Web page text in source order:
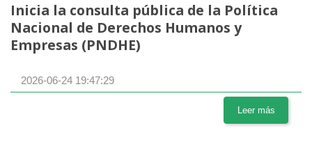
Inicia la consulta pública de la Política
Nacional de Derechos Humanos y
Empresas (PNDHE)
2026-06-24 19:47:29
Leer más